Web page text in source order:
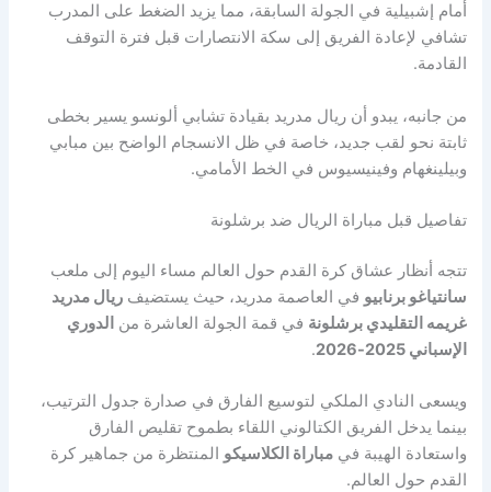
أمام إشبيلية في الجولة السابقة، مما يزيد الضغط على المدرب
تشافي لإعادة الفريق إلى سكة الانتصارات قبل فترة التوقف
القادمة.
من جانبه، يبدو أن ريال مدريد بقيادة تشابي ألونسو يسير بخطى
ثابتة نحو لقب جديد، خاصة في ظل الانسجام الواضح بين مبابي
وبيلينغهام وفينيسيوس في الخط الأمامي.
تفاصيل قبل مباراة الريال ضد برشلونة
تتجه أنظار عشاق كرة القدم حول العالم مساء اليوم إلى ملعب
سانتياغو برنابيو في العاصمة مدريد، حيث يستضيفريال مدريد
غريمه التقليدي برشلونة في قمة الجولة العاشرة من الدوري
الإسباني 2025-2026
.
ويسعى النادي الملكي لتوسيع الفارق في صدارة جدول الترتيب،
بينما يدخل الفريق الكتالوني اللقاء بطموح تقليص الفارق
واستعادة الهيبة فيمباراة الكلاسيكو المنتظرة من جماهير كرة
القدم حول العالم.